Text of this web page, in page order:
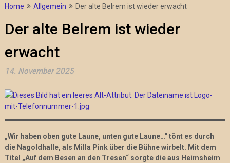
Home Allgemein Der alte Belrem ist wieder erwacht
Der alte Belrem ist wieder
erwacht
14. November 2025
„Wir haben oben gute Laune, unten gute Laune…“ tönt es durch
die Nagoldhalle, als Milla Pink über die Bühne wirbelt. Mit dem
Titel „Auf dem Besen an den Tresen“ sorgte die aus Heimsheim